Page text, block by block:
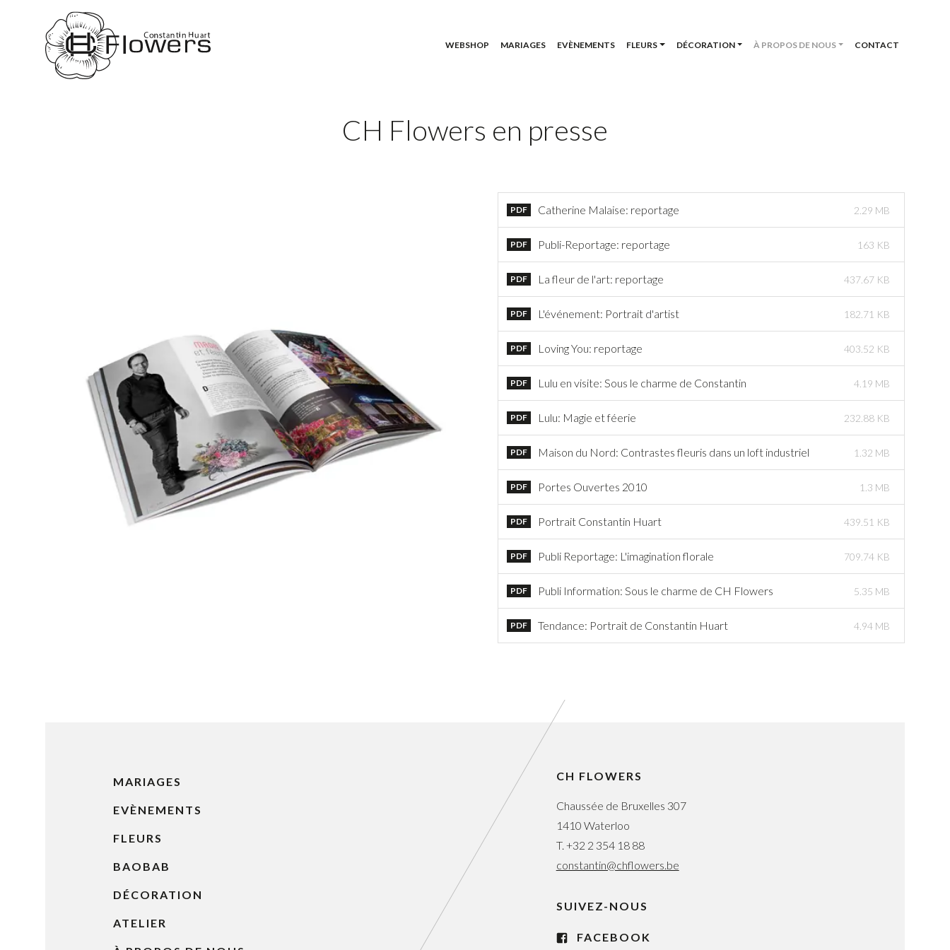
WEBSHOP MARIAGES EVÈNEMENTS FLEURS DÉCORATION À PROPOS DE NOUS CONTACT
CH Flowers en presse
PDF Catherine Malaise: reportage 2.29 MB
PDF Publi-Reportage: reportage 163 KB
PDF La fleur de l'art: reportage 437.67 KB
PDF L'événement: Portrait d'artist 182.71 KB
PDF Loving You: reportage 403.52 KB
PDF Lulu en visite: Sous le charme de Constantin 4.19 MB
PDF Lulu: Magie et féerie 232.88 KB
PDF Maison du Nord: Contrastes fleuris dans un loft industriel 1.32 MB
PDF Portes Ouvertes 2010 1.3 MB
PDF Portrait Constantin Huart 439.51 KB
PDF Publi Reportage: L'imagination florale 709.74 KB
PDF Publi Information: Sous le charme de CH Flowers 5.35 MB
PDF Tendance: Portrait de Constantin Huart 4.94 MB
MARIAGES
EVÈNEMENTS
FLEURS
BAOBAB
DÉCORATION
ATELIER
CH FLOWERS
Chaussée de Bruxelles 307
1410 Waterloo
T. +32 2 354 18 88
constantin@chflowers.be
SUIVEZ-NOUS
FACEBOOK